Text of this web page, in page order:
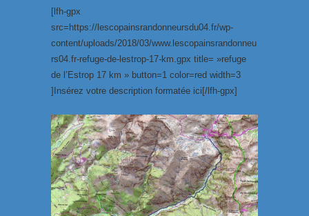
[lfh-gpx
src=https://lescopainsrandonneursdu04.fr/wp-
content/uploads/2018/03/www.lescopainsrandonneu
rs04.fr-refuge-de-lestrop-17-km.gpx title= »refuge
de l’Estrop 17 km » button=1 color=red width=3
]Insérez votre description formatée ici[/lfh-gpx]